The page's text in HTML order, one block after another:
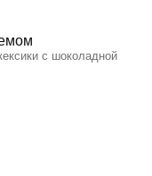
с шоколадной